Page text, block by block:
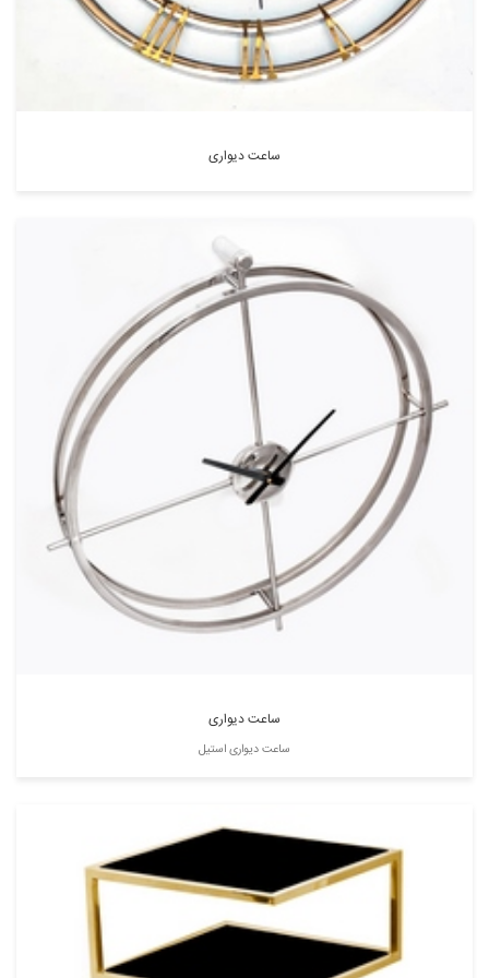
ساعت دیواری
ساعت دیواری
ساعت دیواری استیل